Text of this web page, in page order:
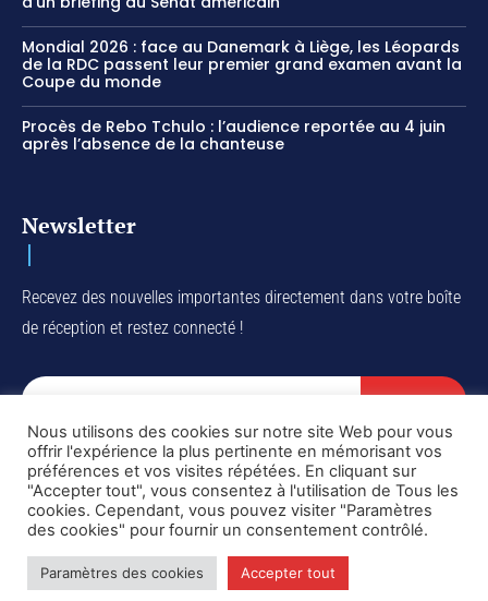
Mondial 2026 : face au Danemark à Liège, les Léopards
de la RDC passent leur premier grand examen avant la
Coupe du monde
Procès de Rebo Tchulo : l’audience reportée au 4 juin
après l’absence de la chanteuse
Newsletter
Recevez des nouvelles importantes directement dans votre boîte
de réception et restez connecté !
SUBSCRIBE
I've read and accept thePrivacy Policy.
Copyright © DiaspoRDC. All rights reserved
Nous utilisons des cookies sur notre site Web pour vous
offrir l'expérience la plus pertinente en mémorisant vos
préférences et vos visites répétées. En cliquant sur
"Accepter tout", vous consentez à l'utilisation de Tous les
cookies. Cependant, vous pouvez visiter "Paramètres
des cookies" pour fournir un consentement contrôlé.
Paramètres des cookies Accepter tout